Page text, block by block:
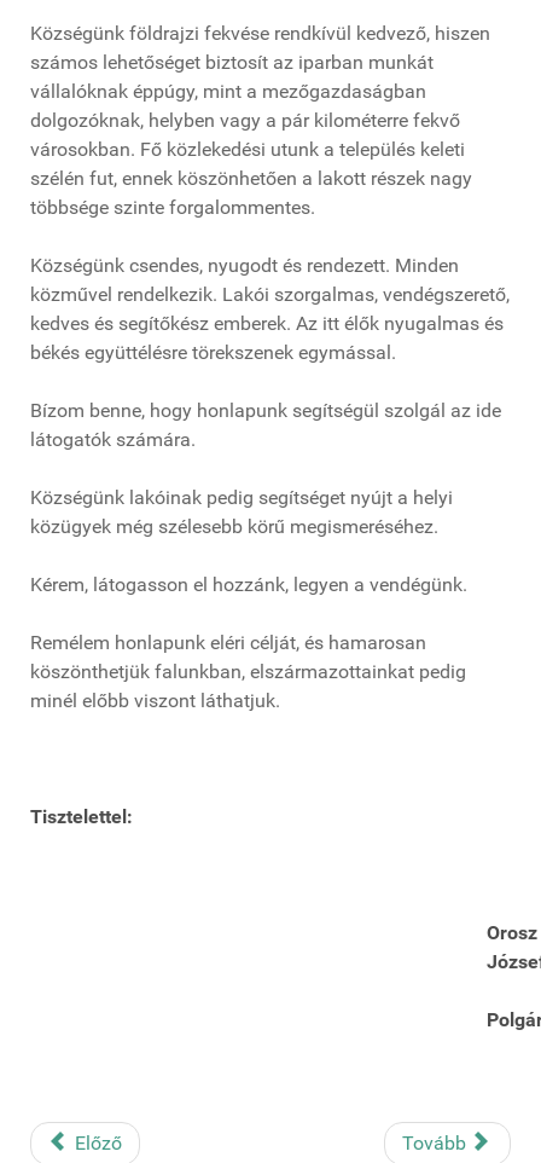
Községünk földrajzi fekvése rendkívül kedvező, hiszen
számos lehetőséget biztosít az iparban munkát
vállalóknak éppúgy, mint a mezőgazdaságban
dolgozóknak, helyben vagy a pár kilométerre fekvő
városokban. Fő közlekedési utunk a település keleti
szélén fut, ennek köszönhetően a lakott részek nagy
többsége szinte forgalommentes.
Községünk csendes, nyugodt és rendezett. Minden
közművel rendelkezik. Lakói szorgalmas, vendégszerető,
kedves és segítőkész emberek. Az itt élők nyugalmas és
békés együttélésre törekszenek egymással.
Bízom benne, hogy honlapunk segítségül szolgál az ide
látogatók számára.
Községünk lakóinak pedig segítséget nyújt a helyi
közügyek még szélesebb körű megismeréséhez.
Kérem, látogasson el hozzánk, legyen a vendégünk.
Remélem honlapunk eléri célját, és hamarosan
köszönthetjük falunkban, elszármazottainkat pedig
minél előbb viszont láthatjuk.
Tisztelettel:
Orosz
Előző Tovább